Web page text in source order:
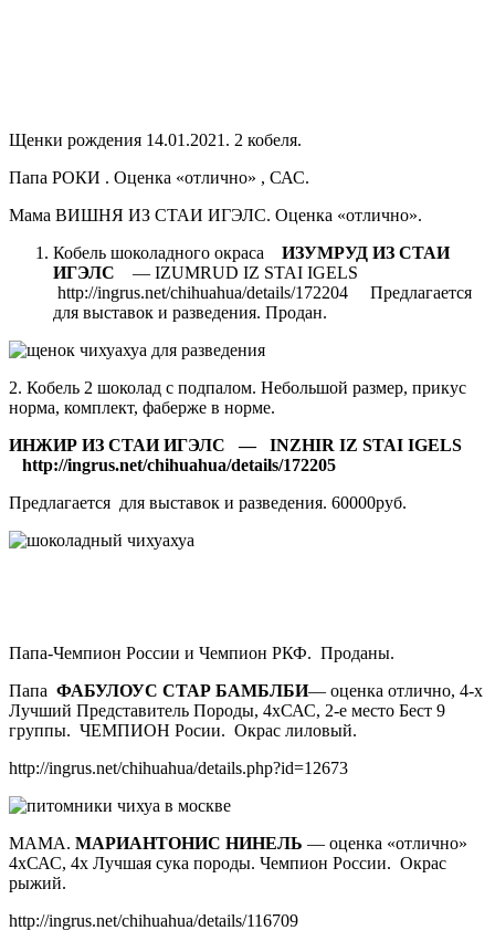
Щенки рождения 14.01.2021. 2 кобеля.
Папа РОКИ . Оценка «отлично» , САС.
Мама ВИШНЯ ИЗ СТАИ ИГЭЛС. Оценка «отлично».
Кобель шоколадного окраса ИЗУМРУД ИЗ СТАИ
ИГЭЛС
— IZUMRUD IZ STAI IGELS
http://ingrus.net/chihuahua/details/172204 Предлагается
для выставок и разведения. Продан.
2. Кобель 2 шоколад с подпалом. Небольшой размер, прикус
норма, комплект, фаберже в норме.
ИНЖИР ИЗ СТАИ ИГЭЛС — INZHIR IZ STAI IGELS
http://ingrus.net/chihuahua/details/172205
Предлагается для выставок и разведения. 60000руб.
Папа-Чемпион России и Чемпион РКФ. Проданы.
Папа ФАБУЛОУС СТАР БАМБЛБИ— оценка отлично, 4-х
Лучший Представитель Породы, 4хСАС, 2-е место Бест 9
группы. ЧЕМПИОН Росии. Окрас лиловый.
http://ingrus.net/chihuahua/details.php?id=12673
МАМА. МАРИАНТОНИС НИНЕЛЬ — оценка «отлично»
4хСАС, 4х Лучшая сука породы. Чемпион России. Окрас
рыжий.
http://ingrus.net/chihuahua/details/116709